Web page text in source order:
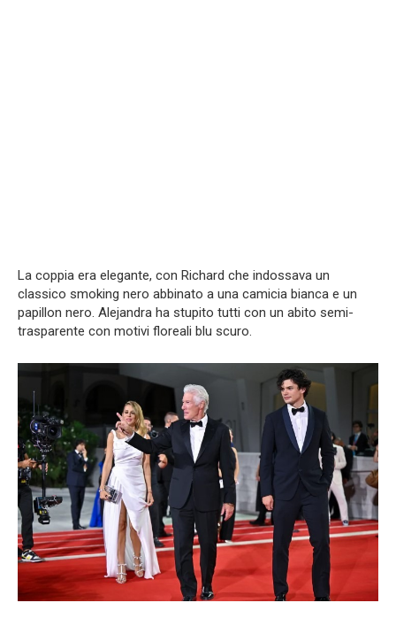
La coppia era elegante, con Richard che indossava un
classico smoking nero abbinato a una camicia bianca e un
papillon nero. Alejandra ha stupito tutti con un abito semi-
trasparente con motivi floreali blu scuro.